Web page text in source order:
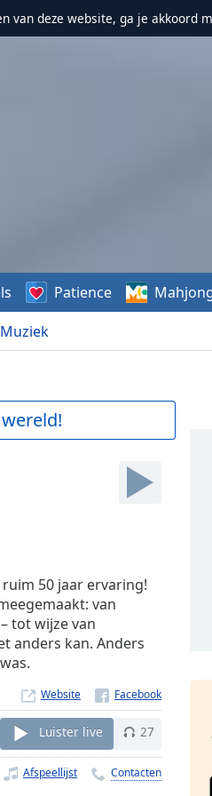
van deze website, ga je akkoord
Muziek
Patience
50 jaar ervaring!
van
tot wijze van
anders kan. Anders
Website
Luister live 27
Afspeellijst Contacten